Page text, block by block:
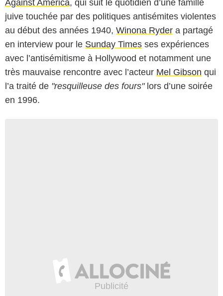
Against America, qui suit le quotidien d’une famille
juive touchée par des politiques antisémites violentes
au début des années 1940, Winona Ryder a partagé
en interview pour le Sunday Times ses expériences
avec l’antisémitisme à Hollywood et notamment une
très mauvaise rencontre avec l’acteur Mel Gibson qui
l’a traité de "resquilleuse des fours"lors d’une soirée
en 1996.